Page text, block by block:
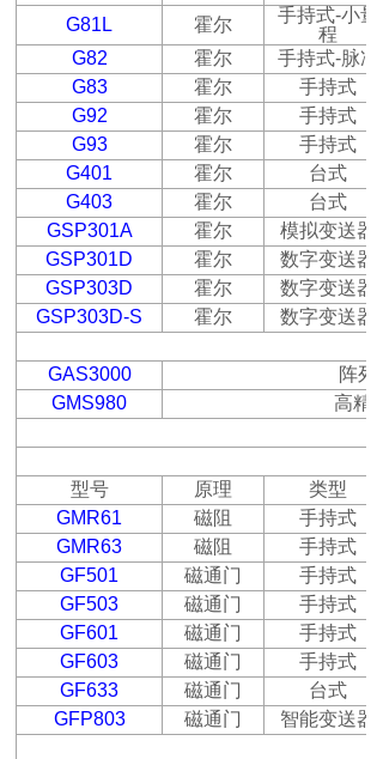
G81L
霍尔 手持式-小量
程
G82
霍尔 手持式-脉冲
G83
霍尔
手持式
G92
霍尔
手持式
G93
霍尔
手持式
G401
霍尔
台式
G403
霍尔
台式
GSP301A
霍尔
模拟变送器
GSP301D
霍尔
数字变送器
GSP303D
霍尔
数字变送器
GSP303D-S
霍尔 数字变送器
GAS3000
阵列
GMS980
高精
型号 原理
类型
GMR61
磁阻
手持式
GMR63
磁阻
手持式
GF501
磁通门
手持式
GF503
磁通门
手持式
GF601
磁通门
手持式
GF603
磁通门
手持式
GF633
磁通门
台式
GFP803
磁通门 智能变送器